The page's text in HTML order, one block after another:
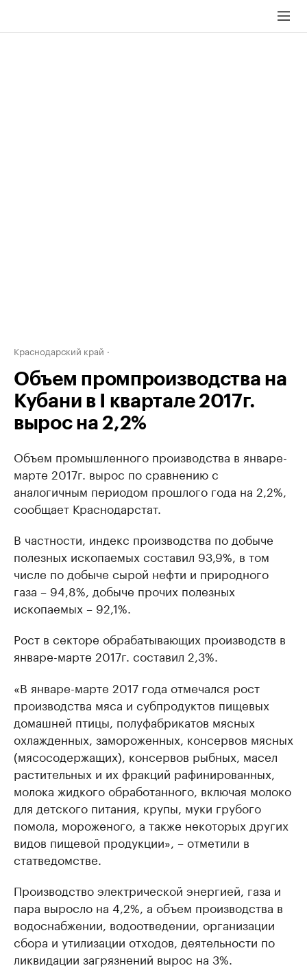
Краснодарский край
Объем промпроизводства на
Кубани в I квартале 2017г.
вырос на 2,2%
Объем промышленного производства в январе-
марте 2017г. вырос по сравнению с
аналогичным периодом прошлого года на 2,2%,
сообщает Краснодарстат.
В частности, индекс производства по добыче
полезных ископаемых составил 93,9%, в том
числе по добыче сырой нефти и природного
газа – 94,8%, добыче прочих полезных
ископаемых – 92,1%.
Рост в секторе обрабатывающих производств в
январе-марте 2017г. составил 2,3%.
«В январе-марте 2017 года отмечался рост
производства мяса и субпродуктов пищевых
домашней птицы, полуфабрикатов мясных
охлажденных, замороженных, консервов мясных
(мясосодержащих), консервов рыбных, масел
растительных и их фракций рафинированных,
молока жидкого обработанного, включая молоко
для детского питания, крупы, муки грубого
помола, мороженого, а также некоторых других
видов пищевой продукции», – отметили в
статведомстве.
Производство электрической энергией, газа и
пара выросло на 4,2%, а объем производства в
водоснабжении, водоотведении, организации
сбора и утилизации отходов, деятельности по
ликвидации загрязнений вырос на 3%.